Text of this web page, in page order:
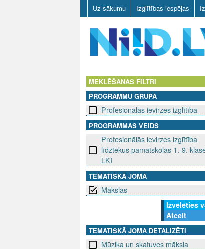
Uz sākumu Izglītības iespējas
D
L
V
MEKLĒŠANAS FILTRI
PROGRAMMU GRUPA
Profesionālās ievirzes izglītība
PROGRAMMAS VEIDS
Profesionālās ievirzes izglītība
līdztekus pamatskolas 1.-9.
LKI
TEMATISKĀ JOMA
Mākslas
Izvēlēties
Atcelt
TEMATISKĀ JOMA DETALIZĒTI
Mūzika un skatuves māksla